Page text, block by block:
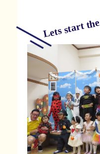
Lets start